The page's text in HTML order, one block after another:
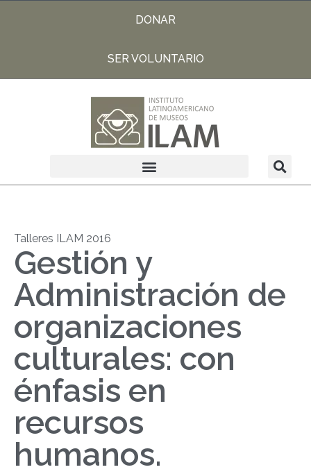
DONAR
SER VOLUNTARIO
Talleres ILAM 2016
Gestión y
Administración de
organizaciones
culturales: con
énfasis en
recursos
humanos.